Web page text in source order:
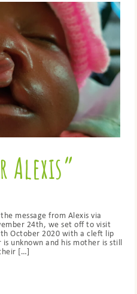
Alexis”
message from Alexis via
24th, we set off to visit
October 2020 with a cleft lip
unknown and his mother is still
[…]